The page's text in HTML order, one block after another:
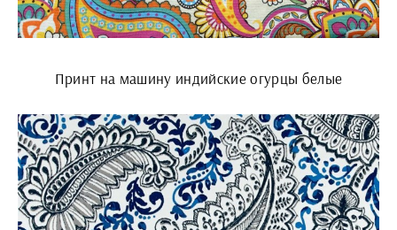
Принт на машину индийские огурцы белые